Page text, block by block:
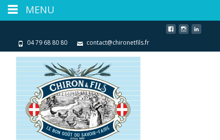
04 79 68 80 80 contact@chironetfils.fr
MENU